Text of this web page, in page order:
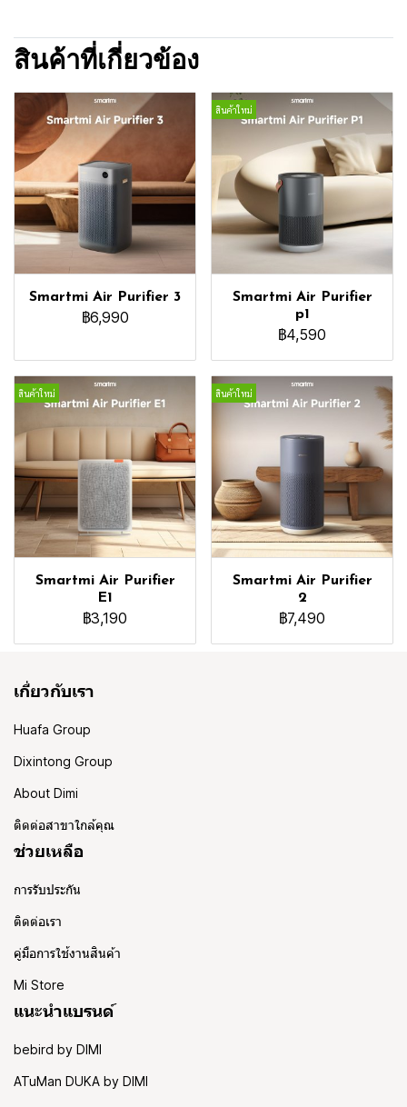
สินค้าที่เกี่ยวข้อง
Smartmi Air Purifier 3
฿6,990
สินค้าใหม่
Smartmi Air Purifier
p1
฿4,590
สินค้าใหม่
Smartmi Air Purifier
E1
฿3,190
สินค้าใหม่
Smartmi Air Purifier
2
฿7,490
เกี่ยวกับเรา
Huafa Group
Dixintong Group
About Dimi
ติดต่อสาขาใกล้คุณ
ช่วยเหลือ
การรับประกัน
ติดต่อเรา
คู่มือการใช้งานสินค้า
Mi Store
แนะนำแบรนด์
bebird by DIMI
ATuMan DUKA by DIMI